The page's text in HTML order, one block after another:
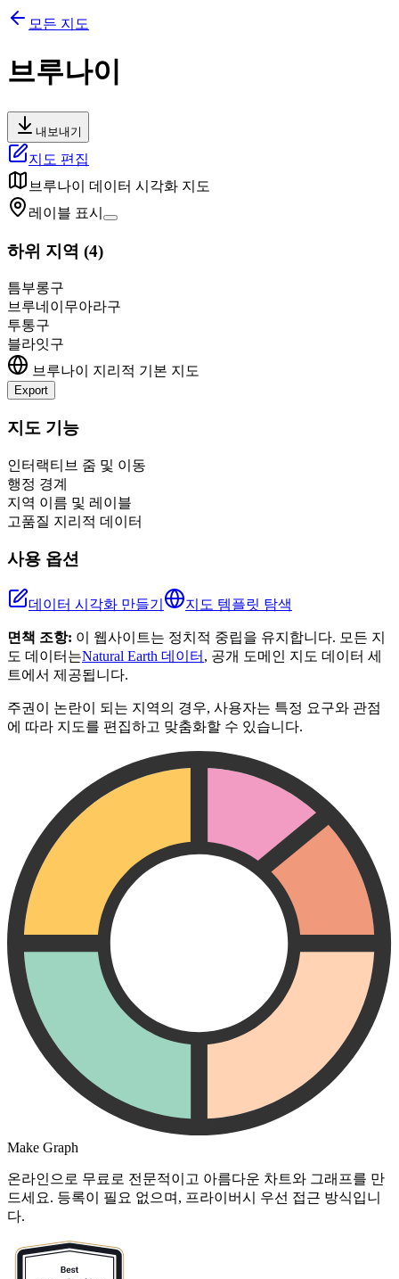
모든 지도
브루나이
내보내기
지도 편집
브루나이
데이터 시각화 지도
레이블 표시
하위 지역 (4)
틈부롱구
브루네이무아라구
투통구
블라잇구
브루나이
지리적 기본 지도
Export
+
지도 기능
인터랙티브 줌 및 이동
행정 경계
지역 이름 및 레이블
고품질 지리적 데이터
사용 옵션
데이터 시각화 만들기 지도 템플릿 탐색
면책 조항: 이 웹사이트는 정치적 중립을 유지합니다. 모든 지
도 데이터는Natural Earth 데이터 , 공개 도메인 지도 데이터 세
트에서 제공됩니다.
주권이 논란이 되는 지역의 경우, 사용자는 특정 요구와 관점
에 따라 지도를 편집하고 맞춤화할 수 있습니다.
Make Graph
온라인으로 무료로 전문적이고 아름다운 차트와 그래프를 만
드세요. 등록이 필요 없으며, 프라이버시 우선 접근 방식입니
다.